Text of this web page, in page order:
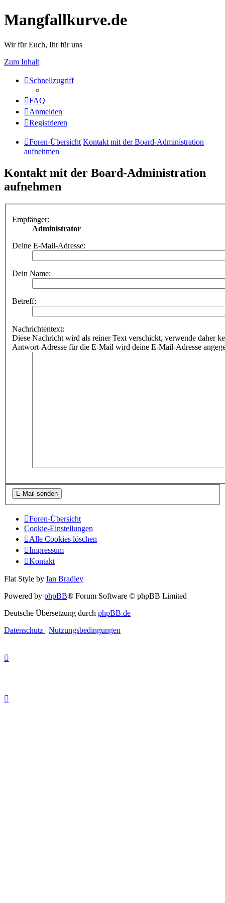
Mangfallkurve.de
Wir für Euch, Ihr für uns
Zum Inhalt
Schnellzugriff
FAQ
Anmelden
Registrieren
Foren-Übersicht Kontakt mit der Board-Administration
aufnehmen
Kontakt mit der Board-Administration
aufnehmen
Empfänger:
Administrator
Deine E-Mail-Adresse:
Dein Name:
Betreff:
Nachrichtentext:
Diese Nachricht wird als reiner Text verschickt, verwende daher
Antwort-Adresse für die E-Mail wird deine E-Mail-Adresse
Foren-Übersicht
Cookie-Einstellungen
Alle Cookies löschen
Impressum
Kontakt
Flat Style by Ian Bradley
Powered by phpBB® Forum Software © phpBB Limited
Deutsche Übersetzung durch phpBB.de
Datenschutz | Nutzungsbedingungen